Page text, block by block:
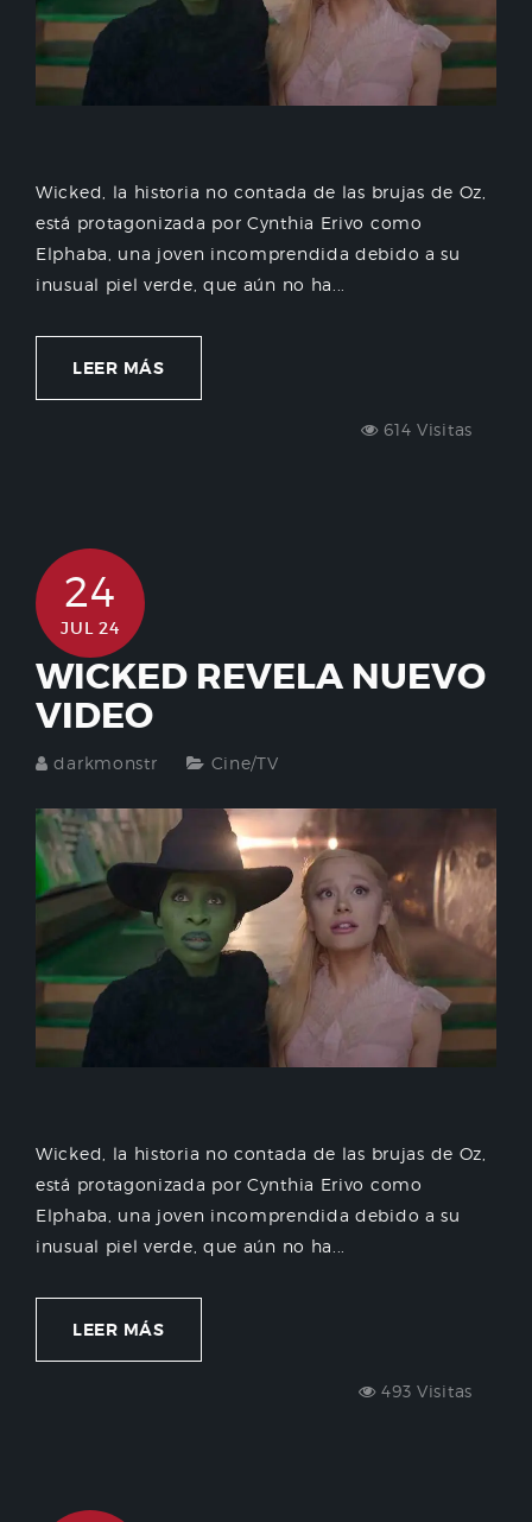
Wicked, la historia no contada de las brujas de Oz,
está protagonizada por Cynthia Erivo como
Elphaba, una joven incomprendida debido a su
inusual piel verde, que aún no ha...
LEER MÁS
614 Visitas
24
JUL 24
WICKED REVELA NUEVO
VIDEO
darkmonstr Cine/TV
Wicked, la historia no contada de las brujas de Oz,
está protagonizada por Cynthia Erivo como
Elphaba, una joven incomprendida debido a su
inusual piel verde, que aún no ha...
LEER MÁS
493 Visitas